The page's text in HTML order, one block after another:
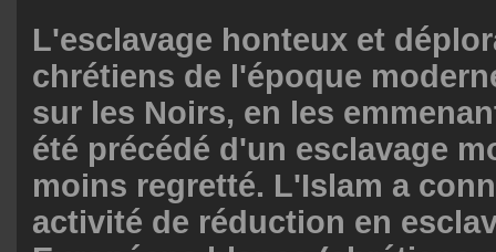
L'esclavage honteux et
chrétiens de l'époque
sur les Noirs, en les
été précédé d'un esclavage
moins regretté. L'Islam a
activité de réduction en